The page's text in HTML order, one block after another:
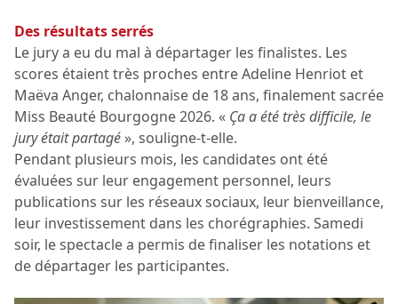
Des résultats serrés
Le jury a eu du mal à départager les finalistes. Les
scores étaient très proches entre Adeline Henriot et
Maëva Anger, chalonnaise de 18 ans, finalement sacrée
Miss Beauté Bourgogne 2026. « Ça a été très difficile, le
jury était partagé », souligne-t-elle.
Pendant plusieurs mois, les candidates ont été
évaluées sur leur engagement personnel, leurs
publications sur les réseaux sociaux, leur bienveillance,
leur investissement dans les chorégraphies. Samedi
soir, le spectacle a permis de finaliser les notations et
de départager les participantes.